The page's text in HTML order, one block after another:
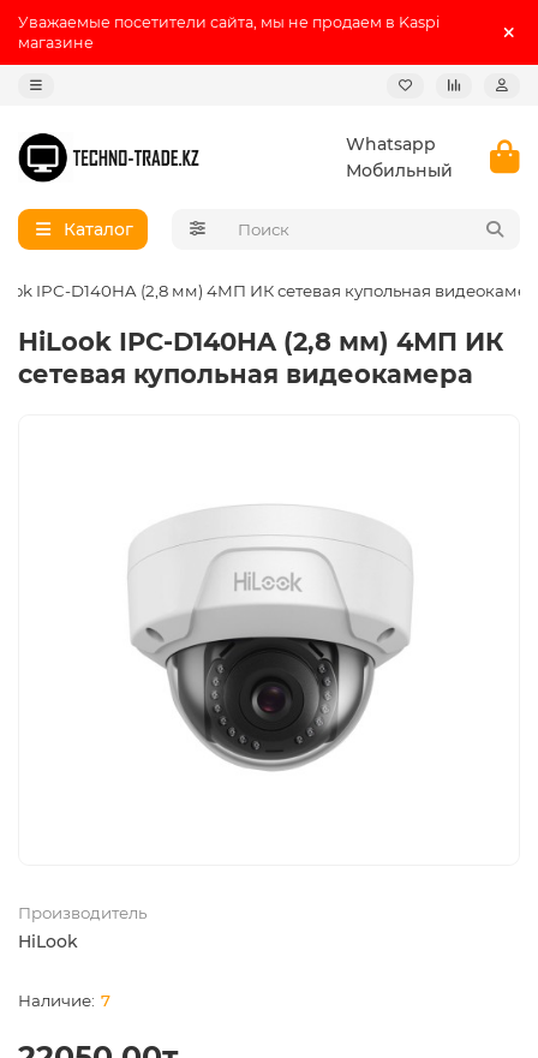
Уважаемые посетители сайта, мы не продаем в Kaspi
магазине
Whatsapp
Мобильный
Каталог
IPC-D140HA (2,8 мм) 4МП ИК сетевая купольная
HiLook IPC-D140HA (2,8 мм) 4МП ИК
сетевая купольная видеокамера
Производитель
HiLook
7